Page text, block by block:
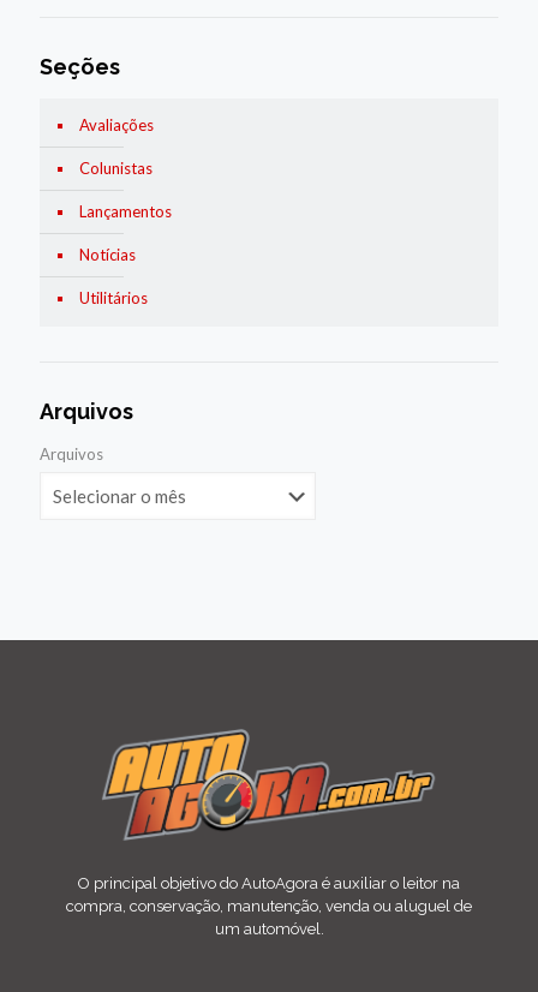
Seções
Avaliações
Colunistas
Lançamentos
Notícias
Utilitários
Arquivos
Arquivos
O principal objetivo do AutoAgora é auxiliar o leitor na
compra, conservação, manutenção, venda ou aluguel de
um automóvel.